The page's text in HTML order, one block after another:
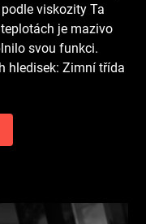
viskozity Ta
je mazivo
svou funkci.
hledisek: Zimní třída